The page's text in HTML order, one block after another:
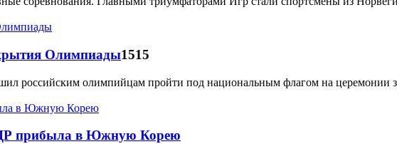
Олимпиады1515
российским олимпийцам пройти под национальным флагом на
прибыла в Южную Корею